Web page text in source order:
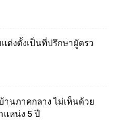
ต่งตั้งเป็นที่ปรึกษาผูัตรว
นภาคกลาง ไม่เห็นด้วย
แหน่ง 5 ปี